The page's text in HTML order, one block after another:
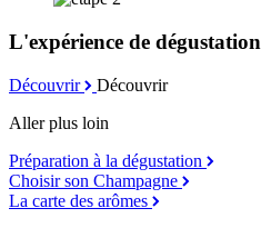
L'expérience de dégustation
Découvrir
Découvrir
Aller plus loin
Préparation à la dégustation
Choisir son Champagne
La carte des arômes